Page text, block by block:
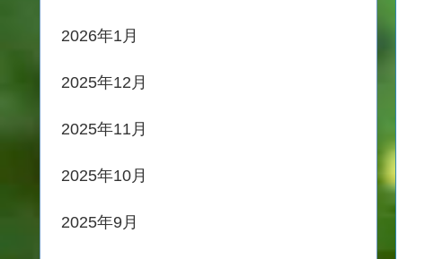
2026年1月
2025年12月
2025年11月
2025年10月
2025年9月